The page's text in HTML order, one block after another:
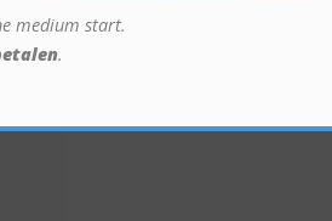
medium start.
.